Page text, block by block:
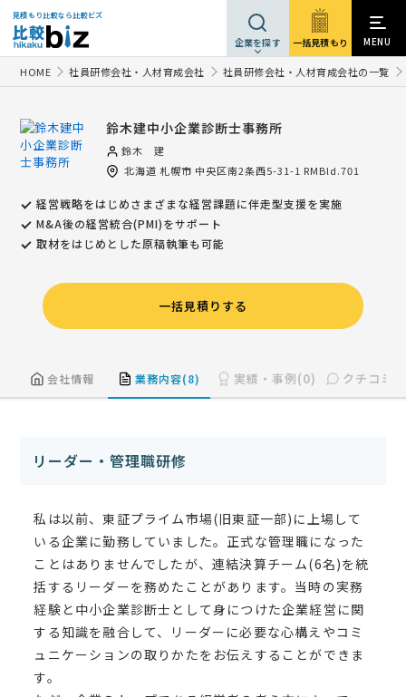
見積もり比較なら比較ビズ
企業を探す 一括見積もり MENU
HOME 社員研修会社・人材育成会社 社員研修会社・人材育成会社の一覧
鈴木建中小企業診断士事務所
鈴木 建
北海道 札幌市 中央区南2条西5-31-1 RMBld.701
経営戦略をはじめさまざまな経営課題に伴走型支援を実施
M&A後の経営統合(PMI)をサポート
取材をはじめとした原稿執筆も可能
一括見積りする
会社情報 業務内容(8) 実績・事例(0) クチコミ
リーダー・管理職研修
私は以前、東証プライム市場(旧東証一部)に上場して
いる企業に勤務していました。正式な管理職になった
ことはありませんでしたが、連結決算チーム(6名)を統
括するリーダーを務めたことがあります。当時の実務
経験と中小企業診断士として身につけた企業経営に関
する知識を融合して、リーダーに必要な心構えやコミ
ュニケーションの取りかたをお伝えすることができま
す。